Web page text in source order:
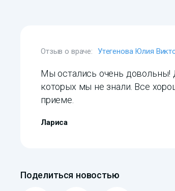
Отзыв о враче: Утегенова Юлия
Мы остались очень довольны!
которых мы не знали. Все
приеме.
Лариса
Поделиться новостью